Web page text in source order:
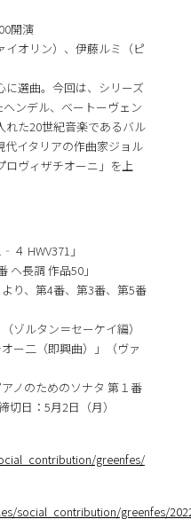
開演
イオリン）、伊藤ルミ（ピ
に選曲。今回は、シリーズ
ンデル、ベートーヴェン
れた20世紀音楽であるバル
代イタリアの作曲家ジョル
ロヴィザチオーニ」を上
４ HWV371」
ヘ長調 作品50」
り、第4番、第3番、第5番
ゾルタン＝セーケイ編）
ー二（即興曲）」（ヴァ
ノのためのソナタ 第１番
切日：5月2日（月）
greenfes/
social_contribution/greenfes/